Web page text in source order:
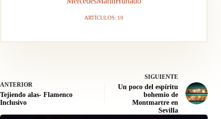
ARTÍCULOS: 10
ANTERIOR
Tejiendo alas- Flamenco
Inclusivo
SIGUIENTE
Un poco del espíritu
bohemio de
Montmartre en
Sevilla